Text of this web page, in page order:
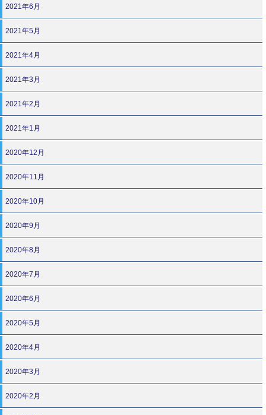
2021年6月
2021年5月
2021年4月
2021年3月
2021年2月
2021年1月
2020年12月
2020年11月
2020年10月
2020年9月
2020年8月
2020年7月
2020年6月
2020年5月
2020年4月
2020年3月
2020年2月